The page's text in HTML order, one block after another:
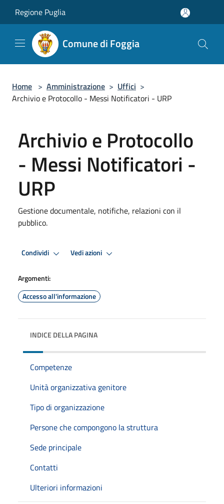
Regione Puglia
Comune di Foggia
Home > Amministrazione > Uffici >
Archivio e Protocollo - Messi Notificatori - URP
Archivio e Protocollo
- Messi Notificatori -
URP
Gestione documentale, notifiche, relazioni con il
pubblico.
Condividi Vedi azioni
Argomenti:
Accesso all'informazione
INDICE DELLA PAGINA
Competenze
Unità organizzativa genitore
Tipo di organizzazione
Persone che compongono la struttura
Sede principale
Contatti
Ulteriori informazioni